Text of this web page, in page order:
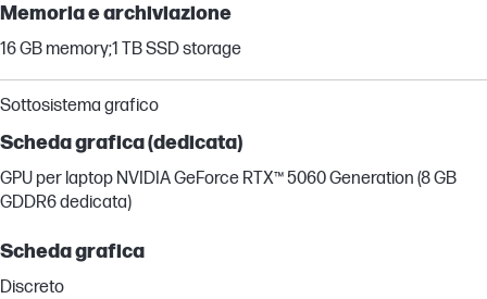
Memoria e archiviazione
16 GB memory;1 TB SSD storage
Sottosistema grafico
Scheda grafica (dedicata)
GPU per laptop NVIDIA GeForce RTX™ 5060 Generation (8 GB
GDDR6 dedicata)
Scheda grafica
Discreto